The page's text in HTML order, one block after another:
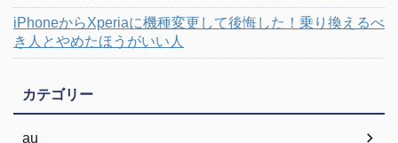
iPhoneからXperiaに機種変更して後悔した！乗り換えるべ
き人とやめたほうがいい人
カテゴリー
au